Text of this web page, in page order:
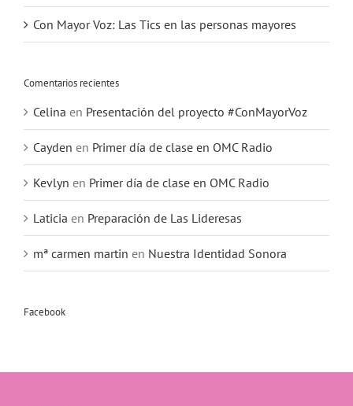
Con Mayor Voz: Las Tics en las personas mayores
Comentarios recientes
Celina en Presentación del proyecto #ConMayorVoz
Cayden en Primer día de clase en OMC Radio
Kevlyn en Primer día de clase en OMC Radio
Laticia en Preparación de Las Lideresas
mª carmen martin en Nuestra Identidad Sonora
Facebook